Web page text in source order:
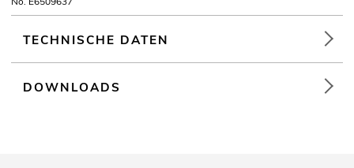
TECHNISCHE DATEN
DOWNLOADS